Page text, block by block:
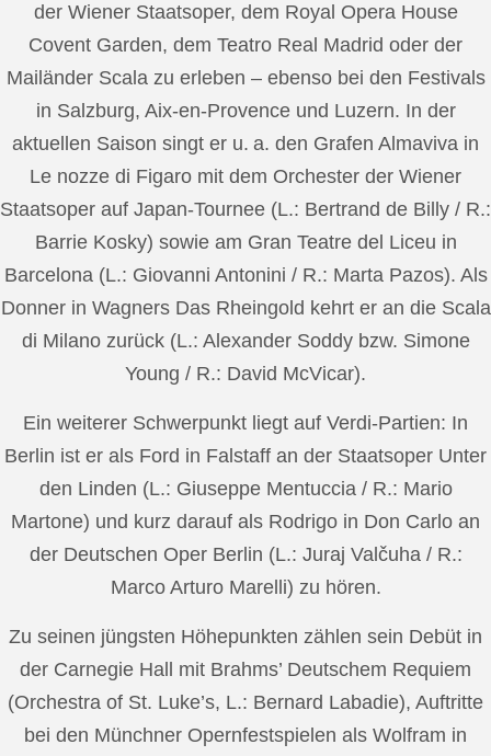
der Wiener Staatsoper, dem Royal Opera House
Covent Garden, dem Teatro Real Madrid oder der
Mailänder Scala zu erleben – ebenso bei den Festivals
in Salzburg, Aix-en-Provence und Luzern. In der
aktuellen Saison singt er u. a. den Grafen Almaviva in
Le nozze di Figaro mit dem Orchester der Wiener
Staatsoper auf Japan-Tournee (L.: Bertrand de Billy / R.:
Barrie Kosky) sowie am Gran Teatre del Liceu in
Barcelona (L.: Giovanni Antonini / R.: Marta Pazos). Als
Donner in Wagners Das Rheingold kehrt er an die Scala
di Milano zurück (L.: Alexander Soddy bzw. Simone
Young / R.: David McVicar).
Ein weiterer Schwerpunkt liegt auf Verdi-Partien: In
Berlin ist er als Ford in Falstaff an der Staatsoper Unter
den Linden (L.: Giuseppe Mentuccia / R.: Mario
Martone) und kurz darauf als Rodrigo in Don Carlo an
der Deutschen Oper Berlin (L.: Juraj Valčuha / R.:
Marco Arturo Marelli) zu hören.
Zu seinen jüngsten Höhepunkten zählen sein Debüt in
der Carnegie Hall mit Brahms’ Deutschem Requiem
(Orchestra of St. Luke’s, L.: Bernard Labadie), Auftritte
bei den Münchner Opernfestspielen als Wolfram in